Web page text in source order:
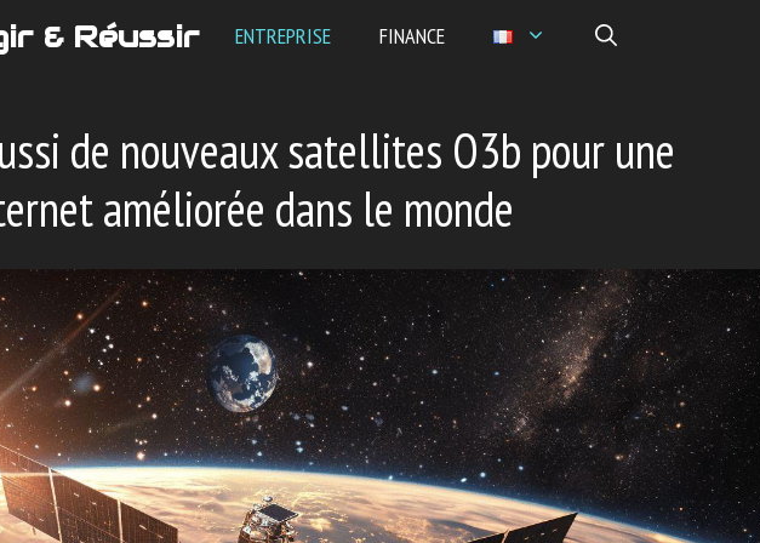
& Réussir ENTREPRISE FINANCE
de nouveaux satellites O3b pour une
améliorée dans le monde